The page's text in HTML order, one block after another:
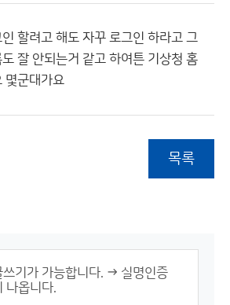
할려고 해도 자꾸 로그인 하라고 그
잘 안되는거 같고 하여튼 기상청 홈
몇군대가요
목록